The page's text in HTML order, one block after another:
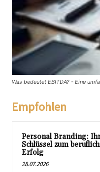
Was bedeutet EBITDA? - Eine
Empfohlen
Personal Branding:
Schlüssel zum
Erfolg
28.07.2026